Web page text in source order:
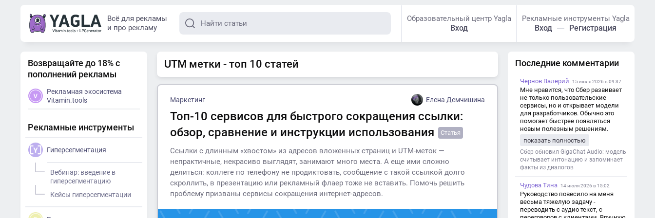
Всё для рекламы
и про рекламу
Образовательный центр Yagla
Вход
Рекламные инструменты Yagla
Вход Регистрация
UTM метки - топ 10 статей
Маркетинг Елена Демчишина
Топ-10 сервисов для быстрого сокращения ссылки:
обзор, сравнение и инструкции использования
Статья
Ссылки с длинным «хвостом» из адресов вложенных страниц и UTM-меток —
непрактичные, некрасиво выглядят, занимают много места. А еще ими сложно
делиться: коллеге по телефону не продиктовать, сообщение с такой ссылкой долго
скроллить, в презентацию или рекламный флаер тоже не вставить. Помочь решить
проблему призваны сервисы сокращения интернет-адресов.
Возвращайте до 18% с
пополнений рекламы
Рекламная экосистема
Vitamin.tools
Рекламные инструменты
Гиперсегментация
Вебинар: введение в
гиперсегментацию
Кейсы гиперсегментации
Последние комментарии
Чернов Валерий 15 июля 2026 в 09:37
Мне нравится, что Сбер развивает
не только пользовательские
сервисы, но и открывает модели
для разработчиков. Обычно это
помогает быстрее появляться
новым полезным решениям.
показать полностью
Сбер обновил GigaChat Audio: модель
считывает интонацию и запоминает
факты из диалогов
Чудова Тина 14 июля 2026 в 15:02
Руководство повесило на меня
весьма тяжелую задачу -
переводить с аудио текст, с